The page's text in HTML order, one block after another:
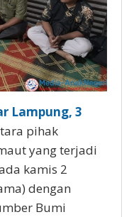
Lampung, 3
pihak
yang terjadi
kamis 2
dengan
Bumi